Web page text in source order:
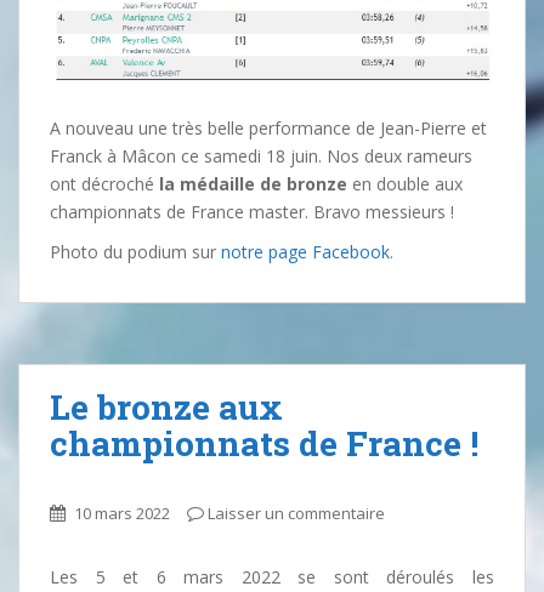
A nouveau une très belle performance de Jean-Pierre et
Franck à Mâcon ce samedi 18 juin. Nos deux rameurs
ont décroché la médaille de bronze en double aux
championnats de France master. Bravo messieurs !
Photo du podium sur notre page Facebook.
Le bronze aux
championnats de France !
10 mars 2022 Laisser un commentaire
Les 5 et 6 mars 2022 se sont déroulés les